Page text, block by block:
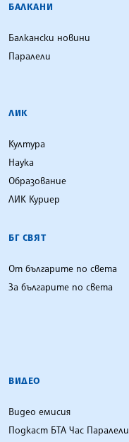
БАЛКАНИ
Балкански новини
Паралели
ЛИК
Култура
Наука
Образование
ЛИК Куриер
БГ СВЯТ
От българите по света
За българите по света
ВИДЕО
Видео емисия
Подкаст БТА Час Паралели